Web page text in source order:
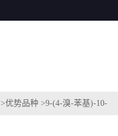
>优势品种 >9-(4-溴-苯基)-10-